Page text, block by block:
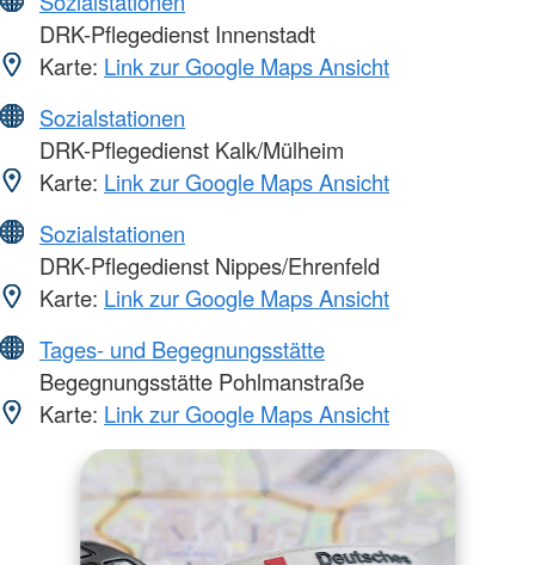
DRK-Pflegedienst Innenstadt
Karte: Link zur Google Maps Ansicht
Sozialstationen
DRK-Pflegedienst Kalk/Mülheim
Karte: Link zur Google Maps Ansicht
Sozialstationen
DRK-Pflegedienst Nippes/Ehrenfeld
Karte: Link zur Google Maps Ansicht
Tages- und Begegnungsstätte
Begegnungsstätte Pohlmanstraße
Karte: Link zur Google Maps Ansicht